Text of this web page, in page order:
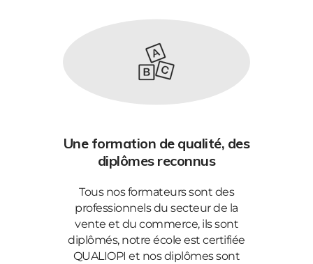
Une formation de qualité, des
diplômes reconnus
Tous nos formateurs sont des
professionnels du secteur de la
vente et du commerce, ils sont
diplômés, notre école est certifiée
QUALIOPI et nos diplômes sont